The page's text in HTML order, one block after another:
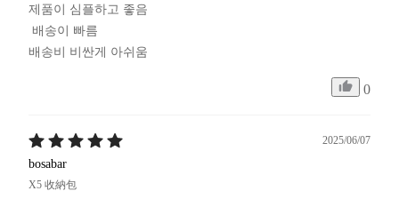
제품이 심플하고 좋음
배송비 비싼게 아쉬움
0
2025/06/07
bosabar
X5 收納包